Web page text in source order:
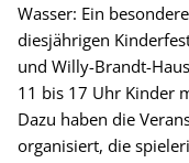
Wasser: Ein
diesjährigen
und Willy-Brandt-
11 bis 17 Uhr Kinder
Dazu haben die
organisiert, die